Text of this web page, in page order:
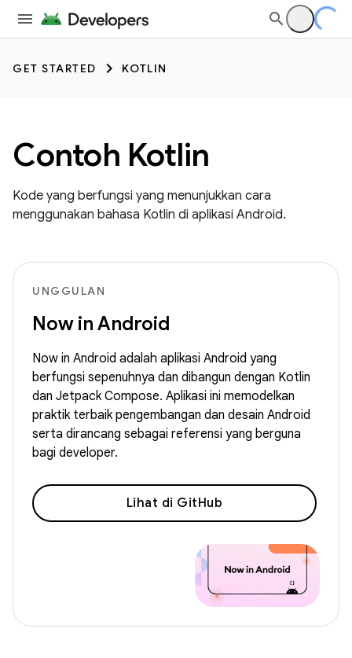
GET STARTED KOTLIN
Contoh Kotlin
Kode yang berfungsi yang menunjukkan cara
menggunakan bahasa Kotlin di aplikasi Android.
UNGGULAN
Now in Android
Now in Android adalah aplikasi Android yang
berfungsi sepenuhnya dan dibangun dengan Kotlin
dan Jetpack Compose. Aplikasi ini memodelkan
praktik terbaik pengembangan dan desain Android
serta dirancang sebagai referensi yang berguna
bagi developer.
Lihat di GitHub